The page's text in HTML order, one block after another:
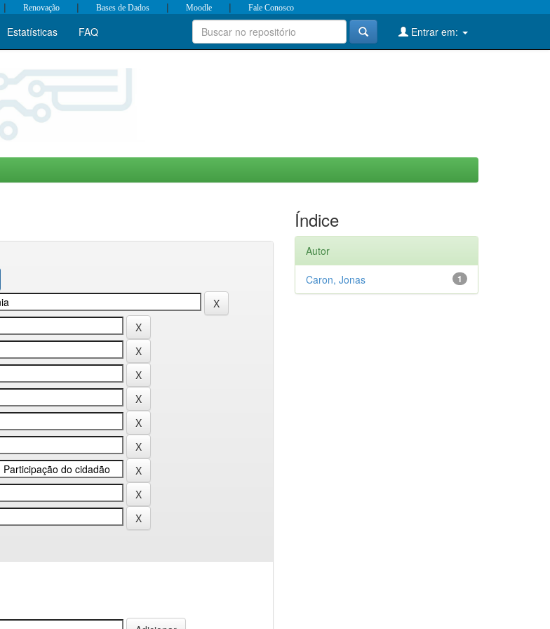
| Renovação | Bases de Dados | Moodle | Fale Conosco
Estatísticas FAQ Entrar em:
Índice
Autor
1
Caron, Jonas